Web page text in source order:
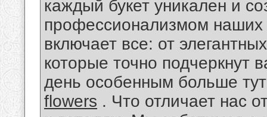
каждый букет уникален и
профессионализмом
включает все: от
которые точно подчеркнут
день особенным больше
flowers . Что отличает нас